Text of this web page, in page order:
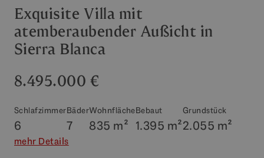
Exquisite Villa mit
atemberaubender Außicht in
Sierra Blanca
8.495.000 €
Schlafzimmer
6
Bäder
7
Wohnfläche
835 m²
Bebaut
1.395 m²
Grundstück
2.055 m²
mehr Details